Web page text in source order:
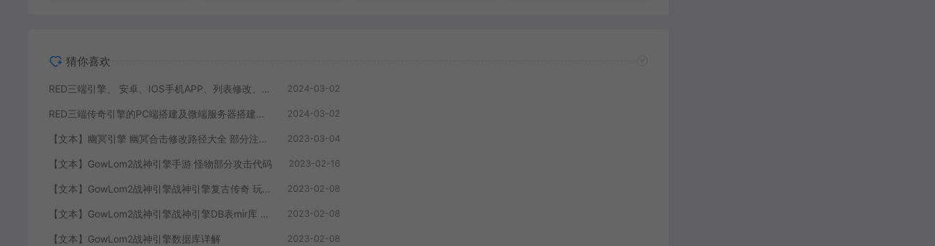
猜你喜欢
RED三端引擎、 安卓、IOS手机APP、列表修改、及微端的搭建方法-特约制作 2024-03-02
RED三端传奇引擎的PC端搭建及微端服务器搭建教程 2024-03-02
【文本】幽冥引擎 幽冥合击修改路径大全 部分注释介绍 2023-03-04
【文本】GowLom2战神引擎手游 怪物部分攻击代码 2023-02-16
【文本】GowLom2战神引擎战神引擎复古传奇 玩家属性 2023-02-08
【文本】GowLom2战神引擎战神引擎DB表mir库 详细介绍 2023-02-08
【文本】GowLom2战神引擎数据库详解 2023-02-08